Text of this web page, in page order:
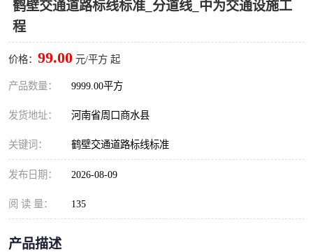
鹤壁交通道路标线标准_分道线_中为交通设施工
程
价格： 99.00 元/平方 起
产品数量： 9999.00平方
发货地址： 河南省周口商水县
关键词： 鹤壁交通道路标线标准
发布日期： 2026-08-09
阅 读 量： 135
产品描述